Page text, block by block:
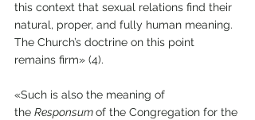
this context that sexual relations find their
natural, proper, and fully human meaning.
The Church’s doctrine on this point
remains firm» (4).
«Such is also the meaning of
the Responsum of the Congregation for the